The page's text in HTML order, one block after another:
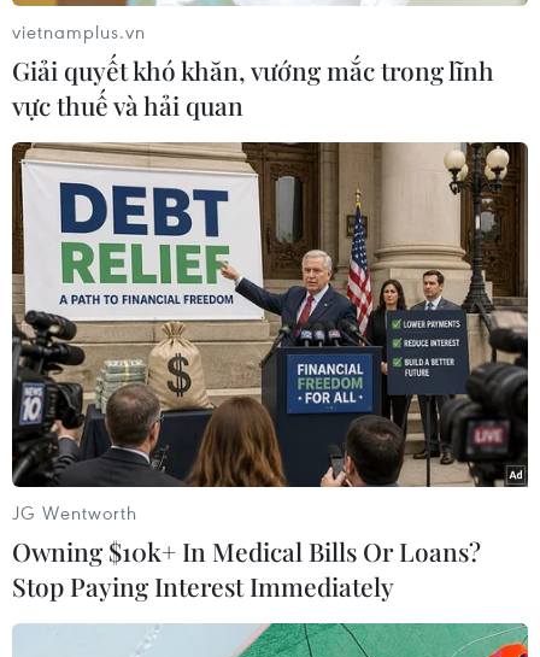
#chụp MSCT #Cấp cứu 115
#xăm chân mày
#phẫu thuât thẩm mỹ
#xuất huyết não
Tp. Hồ Chí Minh
Theo dõi VietnamPlus
vietnamplus.vn
Giải quyết khó khăn, vướng mắc trong lĩnh
vực thuế và hải quan
JG Wentworth
Owning $10k+ In Medical Bills Or Loans?
Stop Paying Interest Immediately